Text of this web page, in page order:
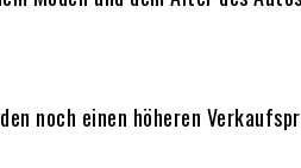
noch einen höheren